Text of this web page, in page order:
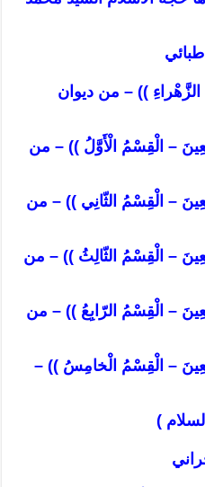
)) – من ديوان
– الْقِسْمُ الْأَوَّلُ )) – من
– الْقِسْمُ الثّانِي )) – من
– الْقِسْمُ الثّالِثُ )) – من
– الْقِسْمُ الرّابِعُ )) – من
– الْقِسْمُ الْخامِسُ )) –
)